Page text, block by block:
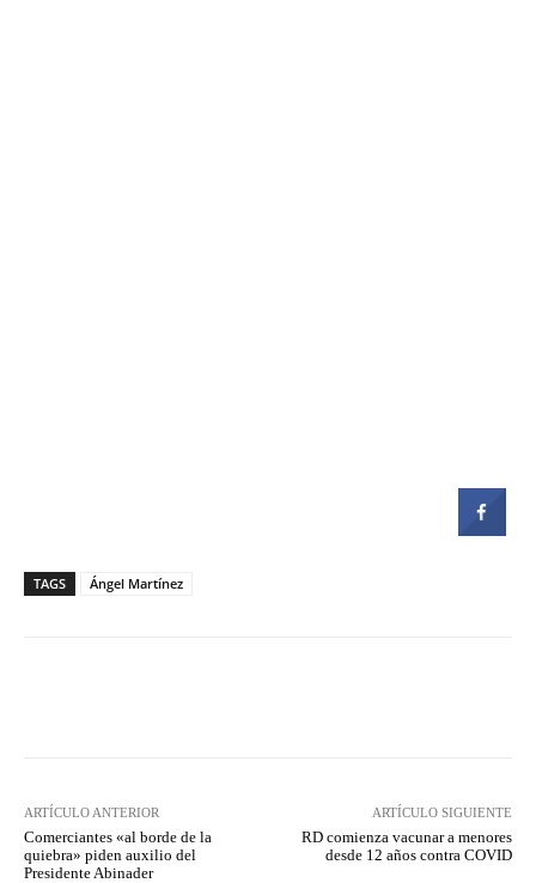
TAGS Ángel Martínez
ARTÍCULO ANTERIOR
Comerciantes «al borde de la
quiebra» piden auxilio del
Presidente Abinader
ARTÍCULO SIGUIENTE
RD comienza vacunar a menores
desde 12 años contra COVID